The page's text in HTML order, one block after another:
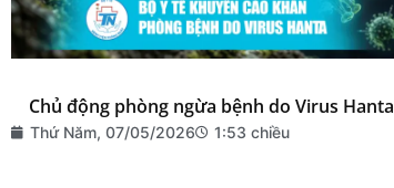
Chủ động phòng ngừa bệnh do Virus Hanta
Thứ Năm, 07/05/2026 1:53 chiều